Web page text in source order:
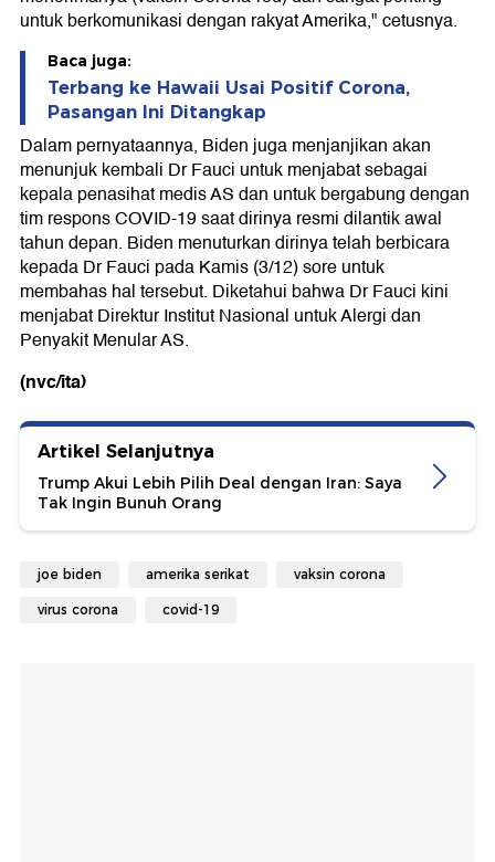
untuk berkomunikasi dengan rakyat Amerika," cetusnya.
Baca juga:
Terbang ke Hawaii Usai Positif Corona,
Pasangan Ini Ditangkap
Dalam pernyataannya, Biden juga menjanjikan akan
menunjuk kembali Dr Fauci untuk menjabat sebagai
kepala penasihat medis AS dan untuk bergabung dengan
tim respons COVID-19 saat dirinya resmi dilantik awal
tahun depan. Biden menuturkan dirinya telah berbicara
kepada Dr Fauci pada Kamis (3/12) sore untuk
membahas hal tersebut. Diketahui bahwa Dr Fauci kini
menjabat Direktur Institut Nasional untuk Alergi dan
Penyakit Menular AS.
(nvc/ita)
Artikel Selanjutnya
Trump Akui Lebih Pilih Deal dengan Iran: Saya
Tak Ingin Bunuh Orang
joe biden amerika serikat vaksin corona
virus corona covid-19